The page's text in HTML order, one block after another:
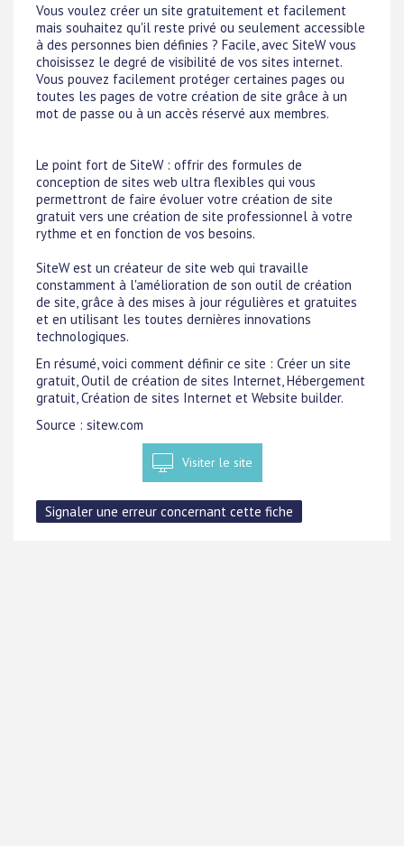
Vous voulez créer un site gratuitement et facilement
mais souhaitez qu'il reste privé ou seulement accessible
à des personnes bien définies ? Facile, avec SiteW vous
choisissez le degré de visibilité de vos sites internet.
Vous pouvez facilement protéger certaines pages ou
toutes les pages de votre création de site grâce à un
mot de passe ou à un accès réservé aux membres.
Le point fort de SiteW : offrir des formules de
conception de sites web ultra flexibles qui vous
permettront de faire évoluer votre création de site
gratuit vers une création de site professionnel à votre
rythme et en fonction de vos besoins.
SiteW est un créateur de site web qui travaille
constamment à l'amélioration de son outil de création
de site, grâce à des mises à jour régulières et gratuites
et en utilisant les toutes dernières innovations
technologiques.
En résumé, voici comment définir ce site : Créer un site
gratuit, Outil de création de sites Internet, Hébergement
gratuit, Création de sites Internet et Website builder.
Source : sitew.com
Visiter le site